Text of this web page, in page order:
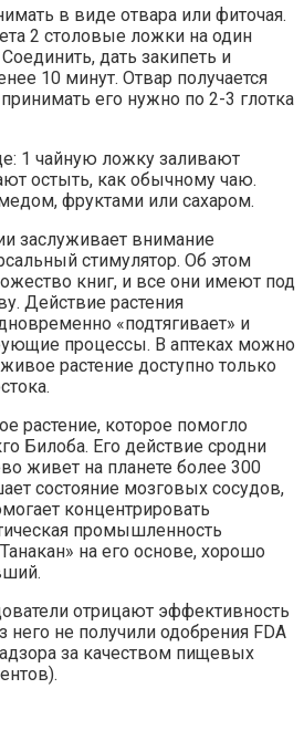
в виде отвара или фиточая.
2 столовые ложки на один
дать закипеть и
10 минут. Отвар получается
его нужно по 2-3 глотка
1 чайную ложку заливают
остыть, как обычному чаю.
фруктами или сахаром.
заслуживает внимание
стимулятор. Об этом
книг, и все они имеют под
Действие растения
«подтягивает» и
процессы. В аптеках можно
растение доступно только
растение, которое помогло
Билоба. Его действие сродни
живет на планете более 300
состояние мозговых сосудов,
концентрировать
промышленность
на его основе, хорошо
отрицают эффективность
него не получили одобрения FDA
за качеством пищевых